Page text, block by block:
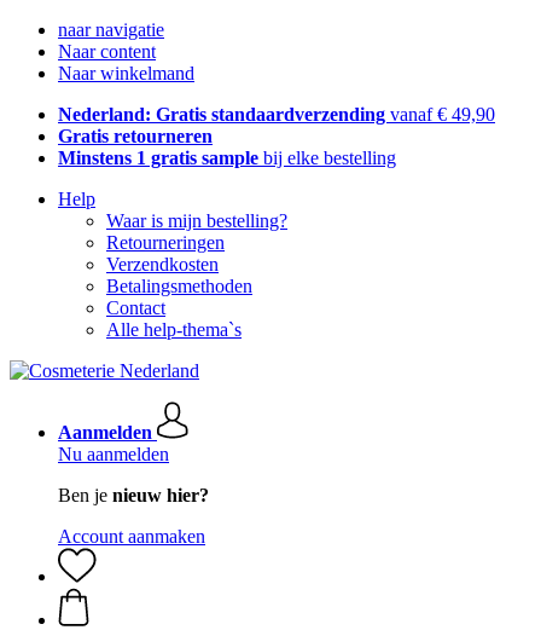
naar navigatie
Naar content
Naar winkelmand
Nederland: Gratis standaardverzending vanaf € 49,90
Gratis retourneren
Minstens 1 gratis sample bij elke bestelling
Help
Waar is mijn bestelling?
Retourneringen
Verzendkosten
Betalingsmethoden
Contact
Alle help-thema`s
Aanmelden
Nu aanmelden
Ben je nieuw hier?
Account aanmaken